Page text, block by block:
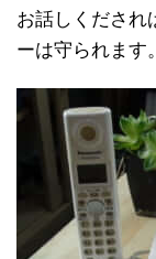
お話しくだされ
ーは守られます。